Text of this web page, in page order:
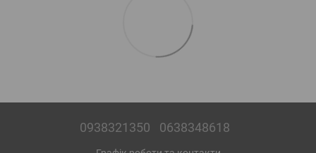
0938321350 0638348618